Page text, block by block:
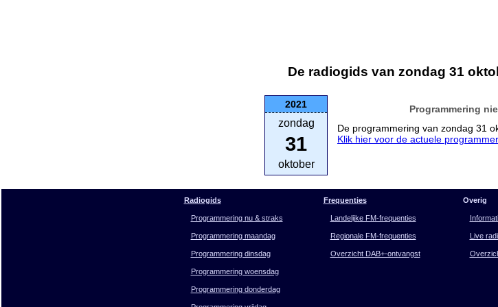
De radiogids van zondag 31
2021
zondag
31
oktober
Programmering
De programmering van zondag 31
Klik hier voor de actuele
Radiogids
Programmering nu & straks
Programmering maandag
Programmering dinsdag
Programmering woensdag
Programmering donderdag
Frequenties
Landelijke FM-frequenties
Regionale FM-frequenties
Overzicht DAB+-ontvangst
Overig
Live